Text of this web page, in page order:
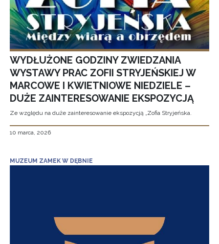
WYDŁUŻONE GODZINY ZWIEDZANIA
WYSTAWY PRAC ZOFII STRYJEŃSKIEJ W
MARCOWE I KWIETNIOWE NIEDZIELE –
DUŻE ZAINTERESOWANIE EKSPOZYCJĄ
Ze względu na duże zainteresowanie ekspozycją „Zofia Stryjeńska.
10 marca, 2026
MUZEUM ZAMEK W DĘBNIE